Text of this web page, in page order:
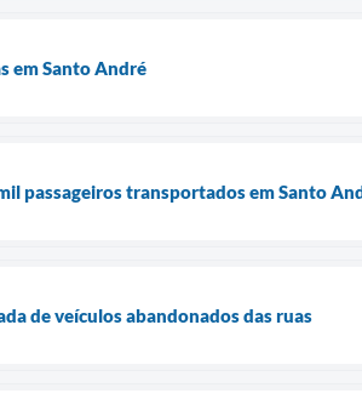
em Santo André
passageiros transportados em Santo
de veículos abandonados das ruas